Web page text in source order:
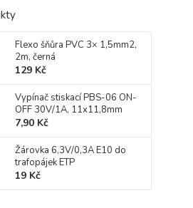
Flexo šňůra PVC 3× 1,5mm2,
2m, černá
129 Kč
Vypínač stiskací PBS-06 ON-
OFF 30V/1A, 11x11,8mm
7,90 Kč
Žárovka 6,3V/0,3A E10 do
trafopájek ETP
19 Kč